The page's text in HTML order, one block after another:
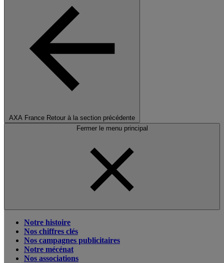
AXA France Retour à la section précédente
Fermer le menu principal
Notre histoire
Nos chiffres clés
Nos campagnes publicitaires
Notre mécénat
Nos associations